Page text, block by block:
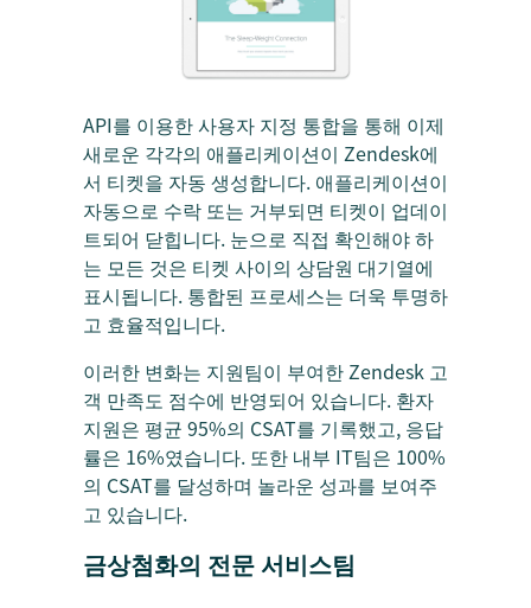
API를 이용한 사용자 지정 통합을 통해 이제
새로운 각각의 애플리케이션이 Zendesk에
서 티켓을 자동 생성합니다. 애플리케이션이
자동으로 수락 또는 거부되면 티켓이 업데이
트되어 닫힙니다. 눈으로 직접 확인해야 하
는 모든 것은 티켓 사이의 상담원 대기열에
표시됩니다. 통합된 프로세스는 더욱 투명하
고 효율적입니다.
이러한 변화는 지원팀이 부여한 Zendesk 고
객 만족도 점수에 반영되어 있습니다. 환자
지원은 평균 95%의 CSAT를 기록했고, 응답
률은 16%였습니다. 또한 내부 IT팀은 100%
의 CSAT를 달성하며 놀라운 성과를 보여주
고 있습니다.
금상첨화의 전문 서비스팀